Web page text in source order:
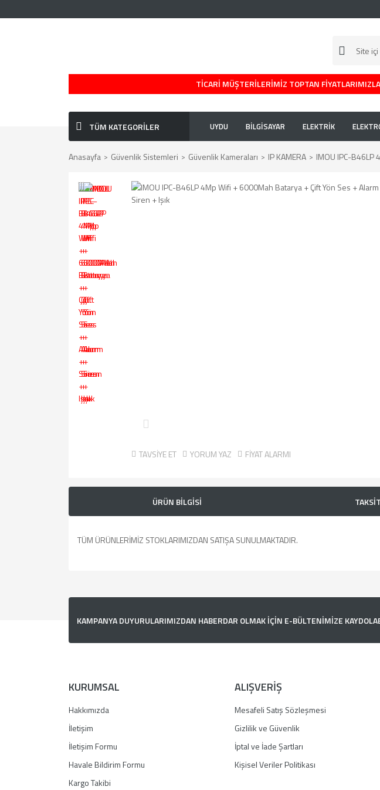
TİCARİ MÜŞTERİLERİMİZ TOPTAN
TÜM KATEGORİLER UYDU BİLGİSAYAR ELEKTRİK
Anasayfa Güvenlik Sistemleri Güvenlik Kameraları IP KAMERA IMOU IPC-B46LP
TAVSİYE ET YORUM YAZ FİYAT ALARMI
ÜRÜN BİLGİSİ
TÜM ÜRÜNLERİMİZ STOKLARIMIZDAN SATIŞA SUNULMAKTADIR.
Ürün resmi kalitesiz, bozuk veya görüntülenemiyor.
Bu ürüne benzer farklı alternatifler olmalı.
KAMPANYA DUYURULARIMIZDAN HABERDAR OLMAK İÇİN E-BÜLTENİMİZE
KURUMSAL
Hakkımızda
İletişim
İletişim Formu
Havale Bildirim Formu
Kargo Takibi
ALIŞVERİŞ
Mesafeli Satış Sözleşmesi
Gizlilik ve Güvenlik
İptal ve İade Şartları
Kişisel Veriler Politikası